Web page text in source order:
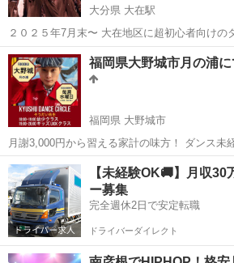
大分県 大在駅
２０２５年7月末〜 大在地区に超初心者向けの
す‼️ 〝お家の近くでしっかりと練習して 本格的なダンススタジオ
へ〟 をコンセプトにしたダンスが未経験の子
ル🔰👣 来年は３回目の発表...
大分 大分市 大在駅 ジャズダンス
福岡県大野城市月の浦
福岡県 大野城市
月謝3,000円から習える家計の味方！ ダンス未経験者~初心者限定のダ
ンスサークル大野城市月の浦にて開校！ かっこいいlockダンスが習え
ます！ これからダンスを始めてみたい方 少人数でみっちりと習いた
い...
福岡 大野城市 ダンス DANCE
【未経験OK🚚】月収30
ー募集
完全週休2日で安定転職
ドライバーダイレクト